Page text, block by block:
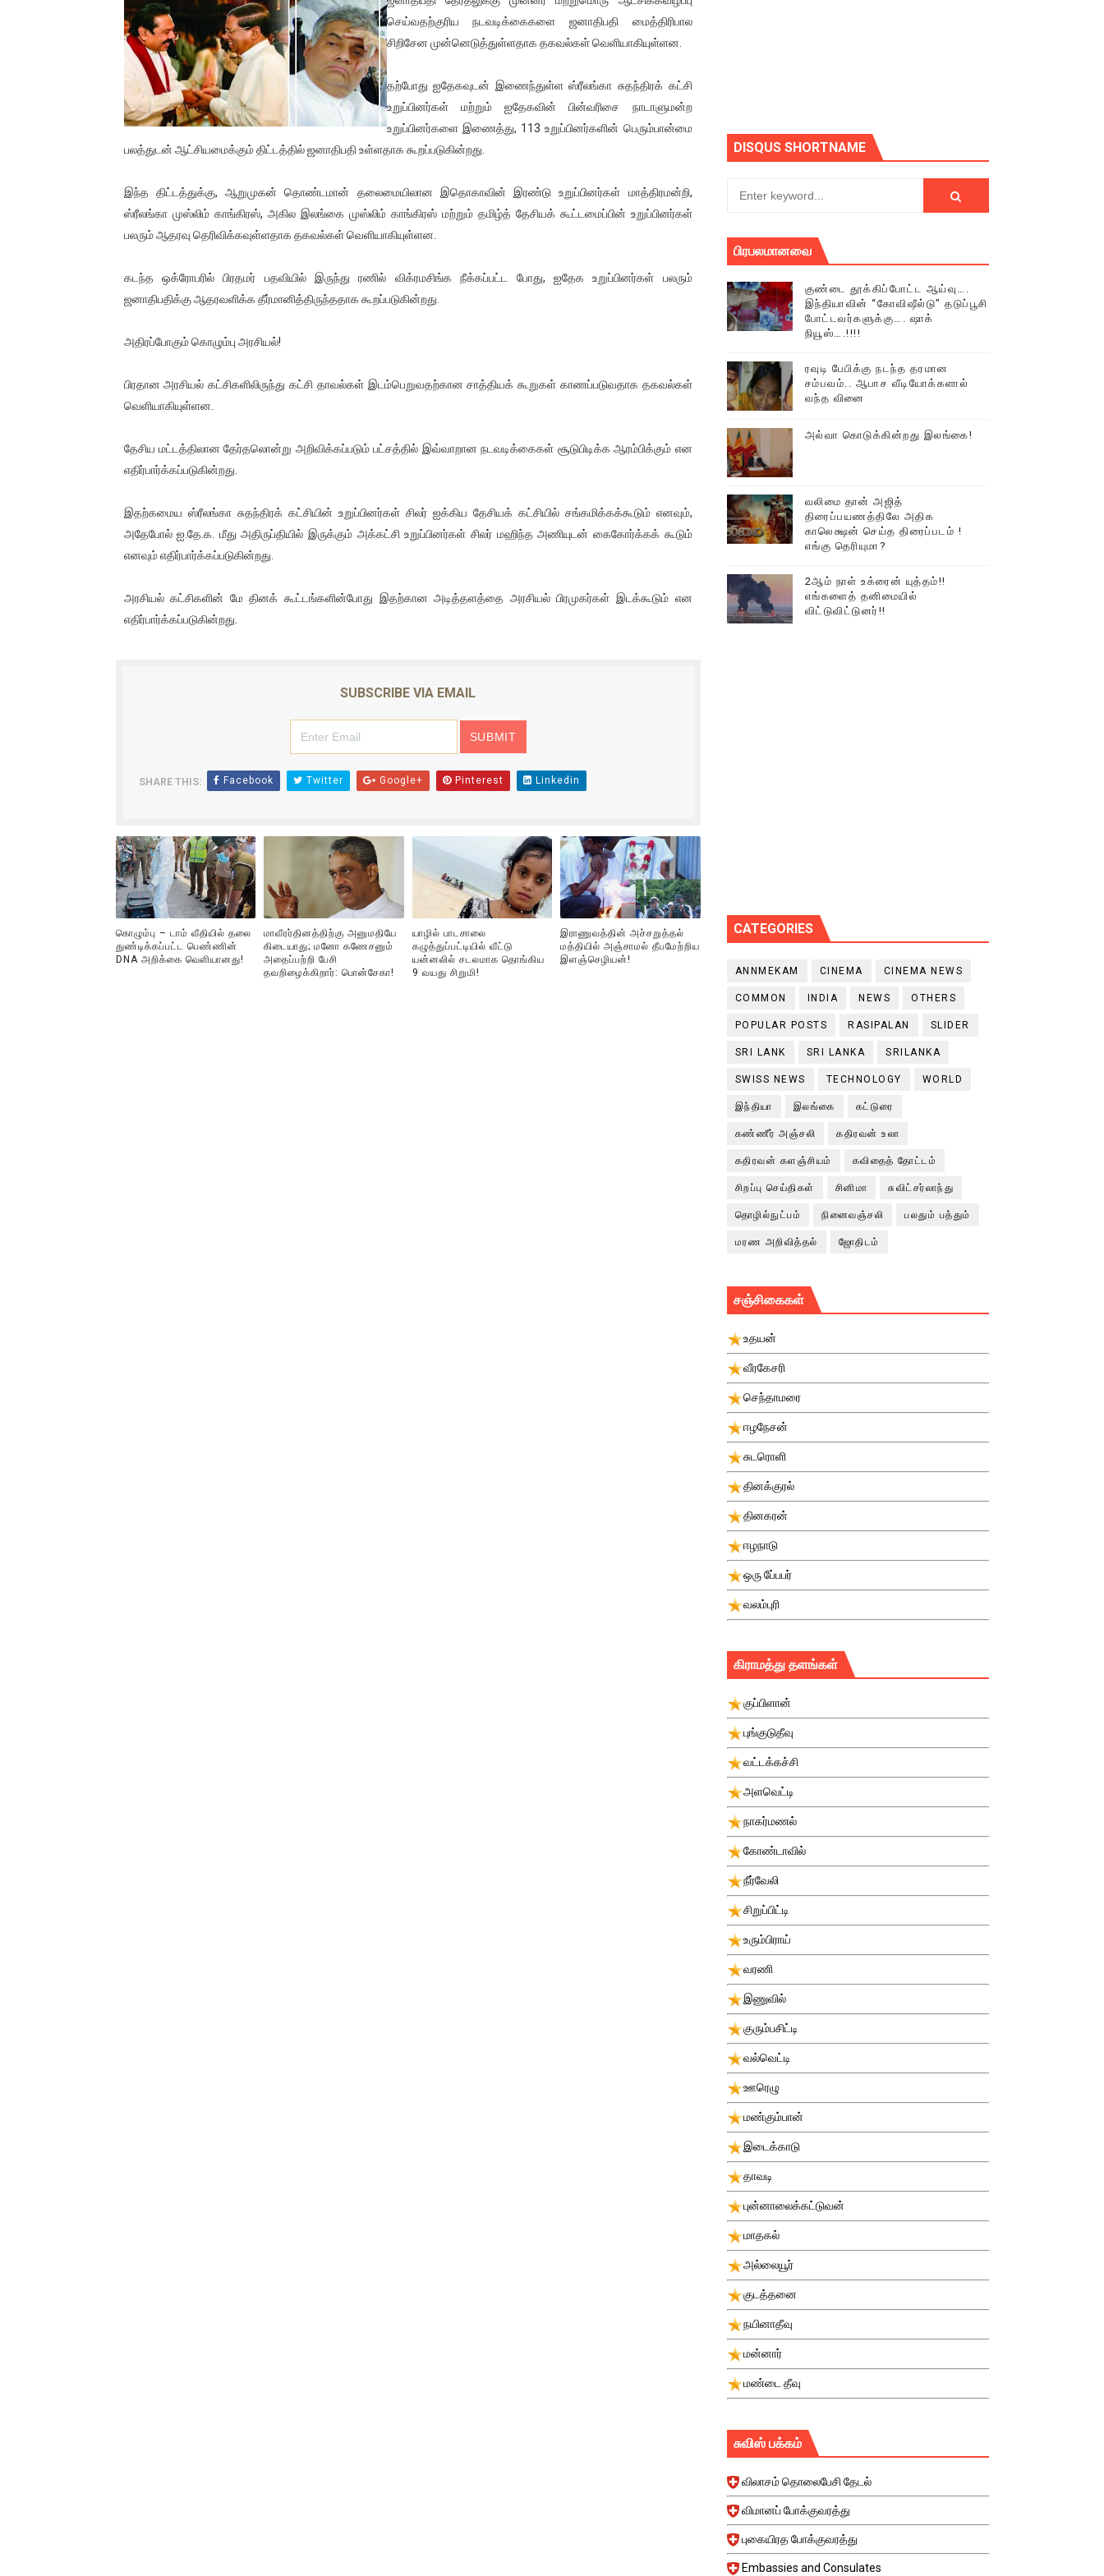
01/11/2021 Scotland ல் நடைபெறும் கண்டனப் போராட்டத்திற்கு கலந்துகொள்ளுமாறு அன்புரிமையோடு அழைக்கின்றோம்.
பாலச்சந்திரன் மற்றும் தன்னிடம் படித்த மாணவர்கள் தொடர்பில் நாடாளுமன்றத்தில் பகிரங்க கேள்வி
பிரிட்டனால் கடத்தப்படும் நிலையில் இலங்கைத் தமிழ் குடும்பம்!! நடந்தது என்ன
வர்ராரு...வர்ராரு... அண்ணாத்த : ரஜினிக்காக இலங்கை பாடலாசிரியர் வெளியிட்ட...
தடுப்பூசியை பெற்றுக் கொள்ளக் கூடிய இடங்கள்...
சிறுமியை பாலியல் வன்கொடுமை செய்த முதியவருக்கு வழங்கப்பட்ட தண்டனை
பிரபல நடிகை தூக்கிட்டு தற்கொலை!
தியாகதீபம் லெப்.கேணல் திலீபன், கேணல் சங்கர் ஆகியோரின் நினைவெழுச்சி நாள் - 26.09.2021 சுவிஸ் (செய்தியும்,படங்களும்..)
ஐ.நா முன்றலில் சீரற்ற காலநிலையிலும் தமிழின அழிப்பிற்கு நீதி கேட்டு நடைபெற்ற கவனயீர்ப்புப் போராட்டத்தில் திரண்ட தமிழ்மக்கள்!!
ஜனாதிபதி ஐக்கிய நாடுகளின் பொதுச் சபை கூட்டத்தில் இன்று உரை
வலிமை தான் அஜித் திரைப்பயணத்திலே அதிக காலெக்ஷன் செய்த திரைப்படம் ! எங்கு தெரியுமா?
செய்வதற்குரிய நடவடிக்கைகளை ஜனாதிபதி மைத்திரிபால
சிறிசேன முன்னெடுத்துள்ளதாக தகவல்கள் வெளியாகியுள்ளன.
தற்போது ஐதேகவுடன் இணைந்துள்ள ஸ்ரீலங்கா சுதந்திரக் கட்சி
உறுப்பினர்கள் மற்றும் ஐதேகவின் பின்வரிசை நாடாளுமன்ற
உறுப்பினர்களை இணைத்து, 113 உறுப்பினர்களின் பெரும்பான்மை
பலத்துடன் ஆட்சியமைக்கும் திட்டத்தில் ஜனாதிபதி உள்ளதாக கூறப்படுகின்றது.
இந்த திட்டத்துக்கு, ஆறுமுகன் தொண்டமான் தலைமையிலான இதொகாவின் இரண்டு உறுப்பினர்கள் மாத்திரமன்றி,
ஸ்ரீலங்கா முஸ்லிம் காங்கிரஸ், அகில இலங்கை முஸ்லிம் காங்கிரஸ் மற்றும் தமிழ்த் தேசியக் கூட்டமைப்பின் உறுப்பினர்கள்
பலரும் ஆதரவு தெரிவிக்கவுள்ளதாக தகவல்கள் வெளியாகியுள்ளன.
கடந்த ஒக்ரோபரில் பிரதமர் பதவியில் இருந்து ரணில் விக்ரமசிங்க நீக்கப்பட்ட போது, ஐதேக உறுப்பினர்கள் பலரும்
ஜனாதிபதிக்கு ஆதரவளிக்க தீர்மானித்திருந்ததாக கூறப்படுகின்றது.
அதிரப்போகும் கொழும்பு அரசியல்!
பிரதான அரசியல் கட்சிகளிலிருந்து கட்சி தாவல்கள் இடம்பெறுவதற்கான சாத்தியக் கூறுகள் காணப்படுவதாக தகவல்கள்
வெளியாகியுள்ளன.
தேசிய மட்டத்திலான தேர்தலொன்று அறிவிக்கப்படும் பட்சத்தில் இவ்வாறான நடவடிக்கைகள் சூடுபிடிக்க ஆரம்பிக்கும் என
எதிர்பார்க்கப்படுகின்றது.
இதற்கமைய ஸ்ரீலங்கா சுதந்திரக் கட்சியின் உறுப்பினர்கள் சிலர் ஐக்கிய தேசியக் கட்சியில் சங்கமிக்கக்கூடும் எனவும்,
அதேபோல் ஐ.தே.க. மீது அதிருப்தியில் இருக்கும் அக்கட்சி உறுப்பினர்கள் சிலர் மஹிந்த அணியுடன் கைகோர்க்கக் கூடும்
எனவும் எதிர்பார்க்கப்படுகின்றது.
அரசியல் கட்சிகளின் மே தினக் கூட்டங்களின்போது இதற்கான அடித்தளத்தை அரசியல் பிரமுகர்கள் இடக்கூடும் என
எதிர்பார்க்கப்படுகின்றது.
SUBSCRIBE VIA EMAIL
SHARE THIS: Facebook Twitter Google+ Pinterest Linkedin
கொழும்பு – டாம் வீதியில் தலை
துண்டிக்கப்பட்ட பெண்ணின்
DNA அறிக்கை வௌியானது!
மாவீரர்தினத்திற்கு அனுமதியே
கிடையாது; மனோ கணேசனும்
அதைப்பற்றி பேசி
தவறிழைக்கிறார்: பொன்சேகா!
யாழில் பாடசாலை
கழுத்துப்பட்டியில் வீட்டு
யன்னலில் சடலமாக தொங்கிய
9 வயது சிறுமி!
இராணுவத்தின் அச்சறுத்தல்
மத்தியில் அஞ்சாமல் தீபமேற்றிய
இளஞ்செழியன்!
DISQUS SHORTNAME
பிரபலமானவை
குண்டை தூக்கிப்போட்ட ஆய்வு….
இந்தியாவின் “கோவிஷீல்டு” தடுப்பூசி
போட்டவர்களுக்கு…. ஷாக்
நியூஸ்….!!!!
ரவுடி பேபிக்கு நடந்த தரமான
சம்பவம்.. ஆபாச வீடியோக்களால்
வந்த வினை
அல்வா கொடுக்கின்றது இலங்கை!
வலிமை தான் அஜித்
திரைப்பயணத்திலே அதிக
காலெக்ஷன் செய்த திரைப்படம் !
எங்கு தெரியுமா?
2ஆம் நாள் உக்ரைன் யுத்தம்!!
எங்களைத் தனிமையில்
விட்டுவிட்டுனர்!!
CATEGORIES
ANNMEKAM CINEMA CINEMA NEWS
COMMON INDIA NEWS OTHERS
POPULAR POSTS RASIPALAN SLIDER
SRI LANK SRI LANKA SRILANKA
SWISS NEWS TECHNOLOGY WORLD
இந்தியா இலங்கை கட்டுரை
கண்ணீர் அஞ்சலி கதிரவன் உலா
கதிரவன் களஞ்சியம் கவிதைத் தோட்டம்
சிறப்பு செய்திகள் சினிமா சுவிட்சர்லாந்து
தொழில்நுட்பம் நினைவஞ்சலி பலதும் பத்தும்
மரண அறிவித்தல் ஜோதிடம்
சஞ்சிகைகள்
உதயன்
வீரகேசரி
செந்தாமரை
ஈழநேசன்
சுடரொளி
தினக்குரல்
தினகரன்
ஈழநாடு
ஒரு பே்பபர்
வலம்புரி
கிராமத்து தளங்கள்
குப்பிளான்
புங்குடுதீவு
வட்டக்கச்சி
அளவெட்டி
நாகர்மணல்
கோண்டாவில்
நீர்வேலி
சிறுப்பிட்டி
உரும்பிராய்
வரணி
இணுவில்
குரும்பசிட்டி
வல்வெட்டி
ஊரெழு
மண்கும்பான்
இடைக்காடு
தாவடி
புன்னாலைக்கட்டுவன்
மாதகல்
அல்லையூர்
குடத்தனை
நயினாதீவு
மன்னார்
மண்டை தீவு
சுவிஸ் பக்கம்
விலாசம் தொலைபேசி தேடல்
விமானப் போக்குவரத்து
புகையிரத போக்குவரத்து
Embassies and Consulates